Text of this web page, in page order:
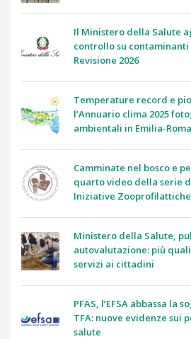
Il Ministero della Salute
controllo su
Revisione 2026
Temperature record e
l’Annuario clima 2025
ambientali in Emilia-
Camminate nel bosco e
quarto video della serie
Iniziative
Ministero della Salute,
autovalutazione: più
servizi ai cittadini
PFAS, l’EFSA abbassa la
TFA: nuove evidenze sui
salute